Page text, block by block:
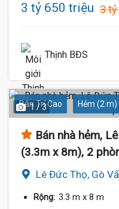
3 tỷ 650 triệu 3
Thịnh BĐS
Dân Trí Cao Hẻm (2 m)
1 / 3
Bán nhà hẻm,
(3.3m x 8m), 2
Lê Đức Thọ, Gò
Rộng: 3.3 m x 8 m